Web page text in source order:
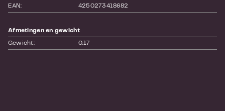
EAN: 4250273418682
Afmetingen en gewicht
Gewicht: 0.17